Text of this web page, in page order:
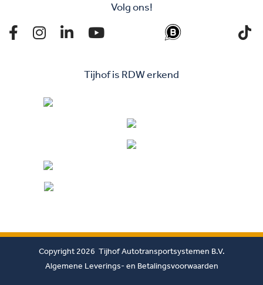
Volg ons!
Tijhof is RDW erkend
Copyright 2026 Tijhof Autotransportsystemen B.V.
Algemene Leverings- en Betalingsvoorwaarden